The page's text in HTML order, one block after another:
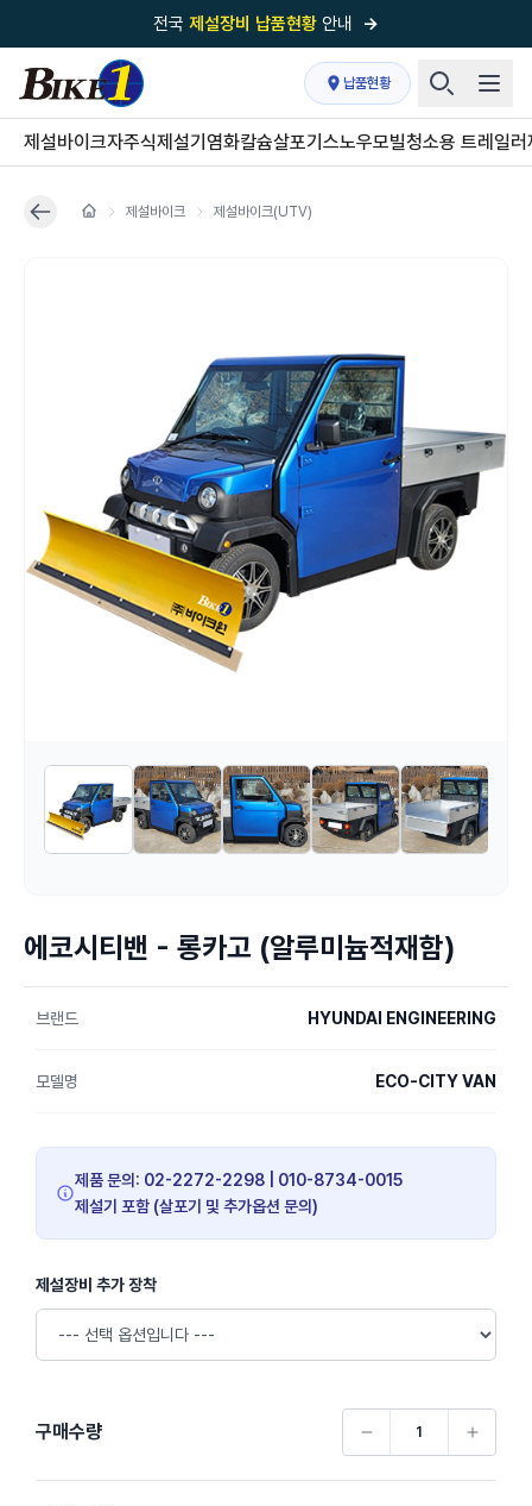
전국 제설장비 납품현황 안내 →
국내 1위 제설장비 제작 전문업체 (주)바이크원
제설 현장의 정답!다목적 차량의 표준!
전국제설장비 납품현황안내→
'국내 유일'의 특허 제설 시스템
납품현황
제설바이크자주식제설기 염화칼슘살포기 스노우모빌청소용 트레일러
제설바이크 제설바이크(UTV)
에코시티밴 - 롱카고 (알루미늄적재함)
브랜드 HYUNDAI ENGINEERING
모델명 ECO-CITY VAN
제품 문의: 02-2272-2298 | 010-8734-0015
제설기 포함 (살포기 및 추가옵션 문의)
제설장비 추가 장착
구매수량